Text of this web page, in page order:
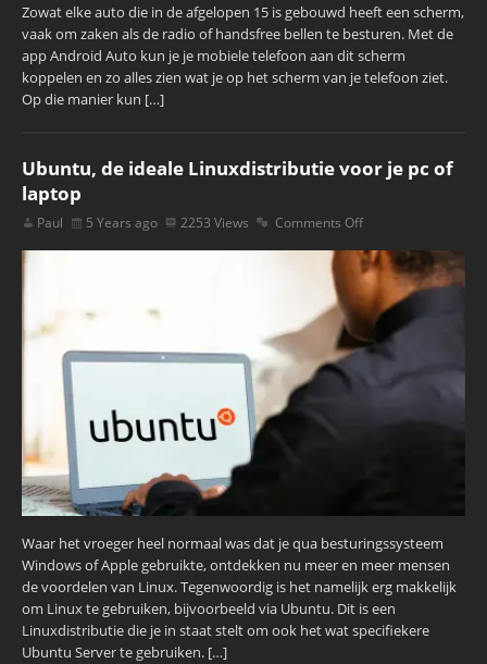
Zowat elke auto die in de afgelopen 15 is gebouwd heeft een scherm,
vaak om zaken als de radio of handsfree bellen te besturen. Met de
app Android Auto kun je je mobiele telefoon aan dit scherm
koppelen en zo alles zien wat je op het scherm van je telefoon ziet.
Op die manier kun […]
Ubuntu, de ideale Linuxdistributie voor je pc of
laptop
Paul 5 Years ago 2253 Views Comments Off
Waar het vroeger heel normaal was dat je qua besturingssysteem
Windows of Apple gebruikte, ontdekken nu meer en meer mensen
de voordelen van Linux. Tegenwoordig is het namelijk erg makkelijk
om Linux te gebruiken, bijvoorbeeld via Ubuntu. Dit is een
Linuxdistributie die je in staat stelt om ook het wat specifiekere
Ubuntu Server te gebruiken. […]